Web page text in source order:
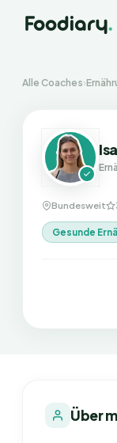
Alle Coaches›
Bundesweit
Gesunde
Über